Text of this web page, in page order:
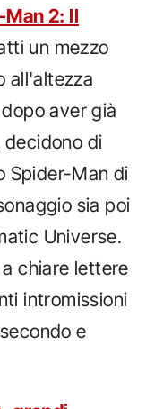
2: Il
un mezzo
all'altezza
aver già
di
Spider-Man di
sia poi
Universe.
chiare lettere
intromissioni
e